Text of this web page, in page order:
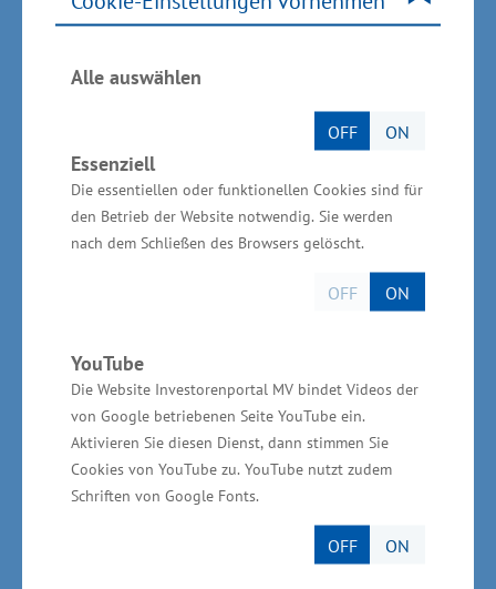
Alle auswählen
OFF ON
Essenziell
Die essentiellen oder funktionellen Cookies sind für
den Betrieb der Website notwendig. Sie werden
nach dem Schließen des Browsers gelöscht.
OFF ON
YouTube
Die Website Investorenportal MV bindet Videos der
von Google betriebenen Seite YouTube ein.
Aktivieren Sie diesen Dienst, dann stimmen Sie
Cookies von YouTube zu. YouTube nutzt zudem
Schriften von Google Fonts.
OFF ON
„Aus der täglichen Berufspraxis im Handwerk
entstehen oft Ideen für Neu- oder
Weiterentwicklungen von Produkten und
Dienstleistungen. Ich ermutige die
Unternehmen, gemeinsam mit den Hochschulen
des Landes Projekte für die wirtschaftsnahe
Forschung und Entwicklung anzugehen. Dieser
Bereich ist in der neuen EU-Förderperiode 2014
Das Wirtschaftsministerium stellt in diesem
Zeitraum 168 Millionen Euro für Forschung,
Entwicklung und Innovation aus Mitteln des
Europäischen Fonds für regionale Entwicklung
(EFRE) zur Verfügung.
Insgesamt beläuft sich das Investitionsvolumen